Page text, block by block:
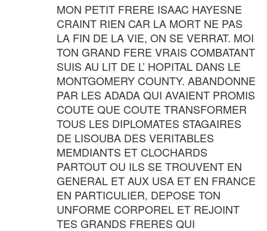
MON PETIT FRERE ISAAC HAYESNE
CRAINT RIEN CAR LA MORT NE PAS
LA FIN DE LA VIE, ON SE VERRAT. MOI
TON GRAND FERE VRAIS COMBATANT
SUIS AU LIT DE L’ HOPITAL DANS LE
MONTGOMERY COUNTY. ABANDONNE
PAR LES ADADA QUI AVAIENT PROMIS
COUTE QUE COUTE TRANSFORMER
TOUS LES DIPLOMATES STAGAIRES
DE LISOUBA DES VERITABLES
MEMDIANTS ET CLOCHARDS
PARTOUT OU ILS SE TROUVENT EN
GENERAL ET AUX USA ET EN FRANCE
EN PARTICULIER, DEPOSE TON
UNFORME CORPOREL ET REJOINT
TES GRANDS FRERES QUI